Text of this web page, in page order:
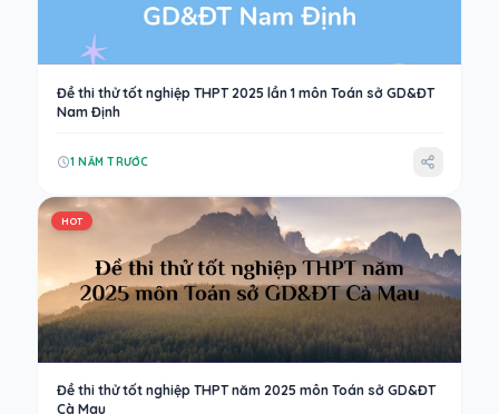
Đề thi thử tốt nghiệp THPT 2025 lần 1 môn Toán sở GD&ĐT
Nam Định
1 NĂM TRƯỚC
HOT
Đề thi thử tốt nghiệp THPT năm 2025 môn Toán sở GD&ĐT
Cà Mau